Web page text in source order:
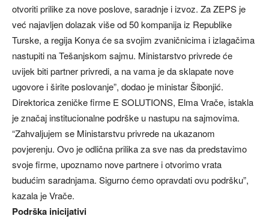
otvoriti prilike za nove poslove, saradnje i izvoz. Za ZEPS je
već najavljen dolazak više od 50 kompanija iz Republike
Turske, a regija Konya će sa svojim zvaničnicima i izlagačima
nastupiti na Tešanjskom sajmu. Ministarstvo privrede će
uvijek biti partner privredi, a na vama je da sklapate nove
ugovore i širite poslovanje”, dodao je ministar Šibonjić.
Direktorica zeničke firme E SOLUTIONS, Elma Vrače, istakla
je značaj institucionalne podrške u nastupu na sajmovima.
“Zahvaljujem se Ministarstvu privrede na ukazanom
povjerenju. Ovo je odlična prilika za sve nas da predstavimo
svoje firme, upoznamo nove partnere i otvorimo vrata
budućim saradnjama. Sigurno ćemo opravdati ovu podršku”,
kazala je Vrače.
Podrška inicijativi